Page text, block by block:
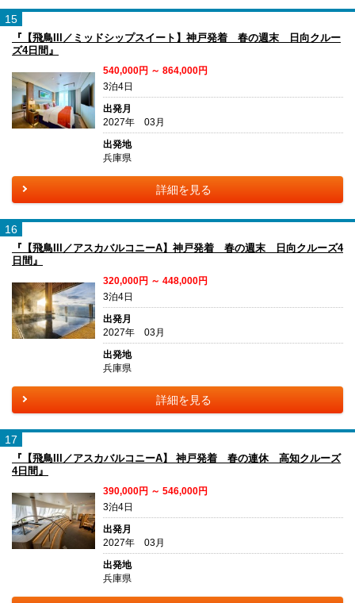
15
『【飛鳥III／ミッドシップスイート】神戸発着 春の週末 日向クルー
ズ4日間』
540,000円 ～ 864,000円
3泊4日
出発月
2027年 03月
出発地
兵庫県
詳細を見る
16
『【飛鳥III／アスカバルコニーA】神戸発着 春の週末 日向クルーズ4
日間』
320,000円 ～ 448,000円
3泊4日
出発月
2027年 03月
出発地
兵庫県
詳細を見る
17
『【飛鳥III／アスカバルコニーA】 神戸発着 春の連休 高知クルーズ
4日間』
390,000円 ～ 546,000円
3泊4日
出発月
2027年 03月
出発地
兵庫県